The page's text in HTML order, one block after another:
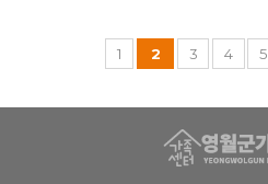
1 2 3 4 5